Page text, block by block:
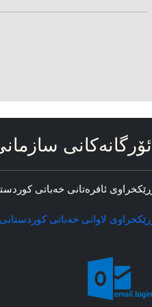
ئۆرگانه‌کانی
ڕێکخراوی ئافره‌تانی خه‌باتی
ڕێکخراوی لاوانی خه‌باتی